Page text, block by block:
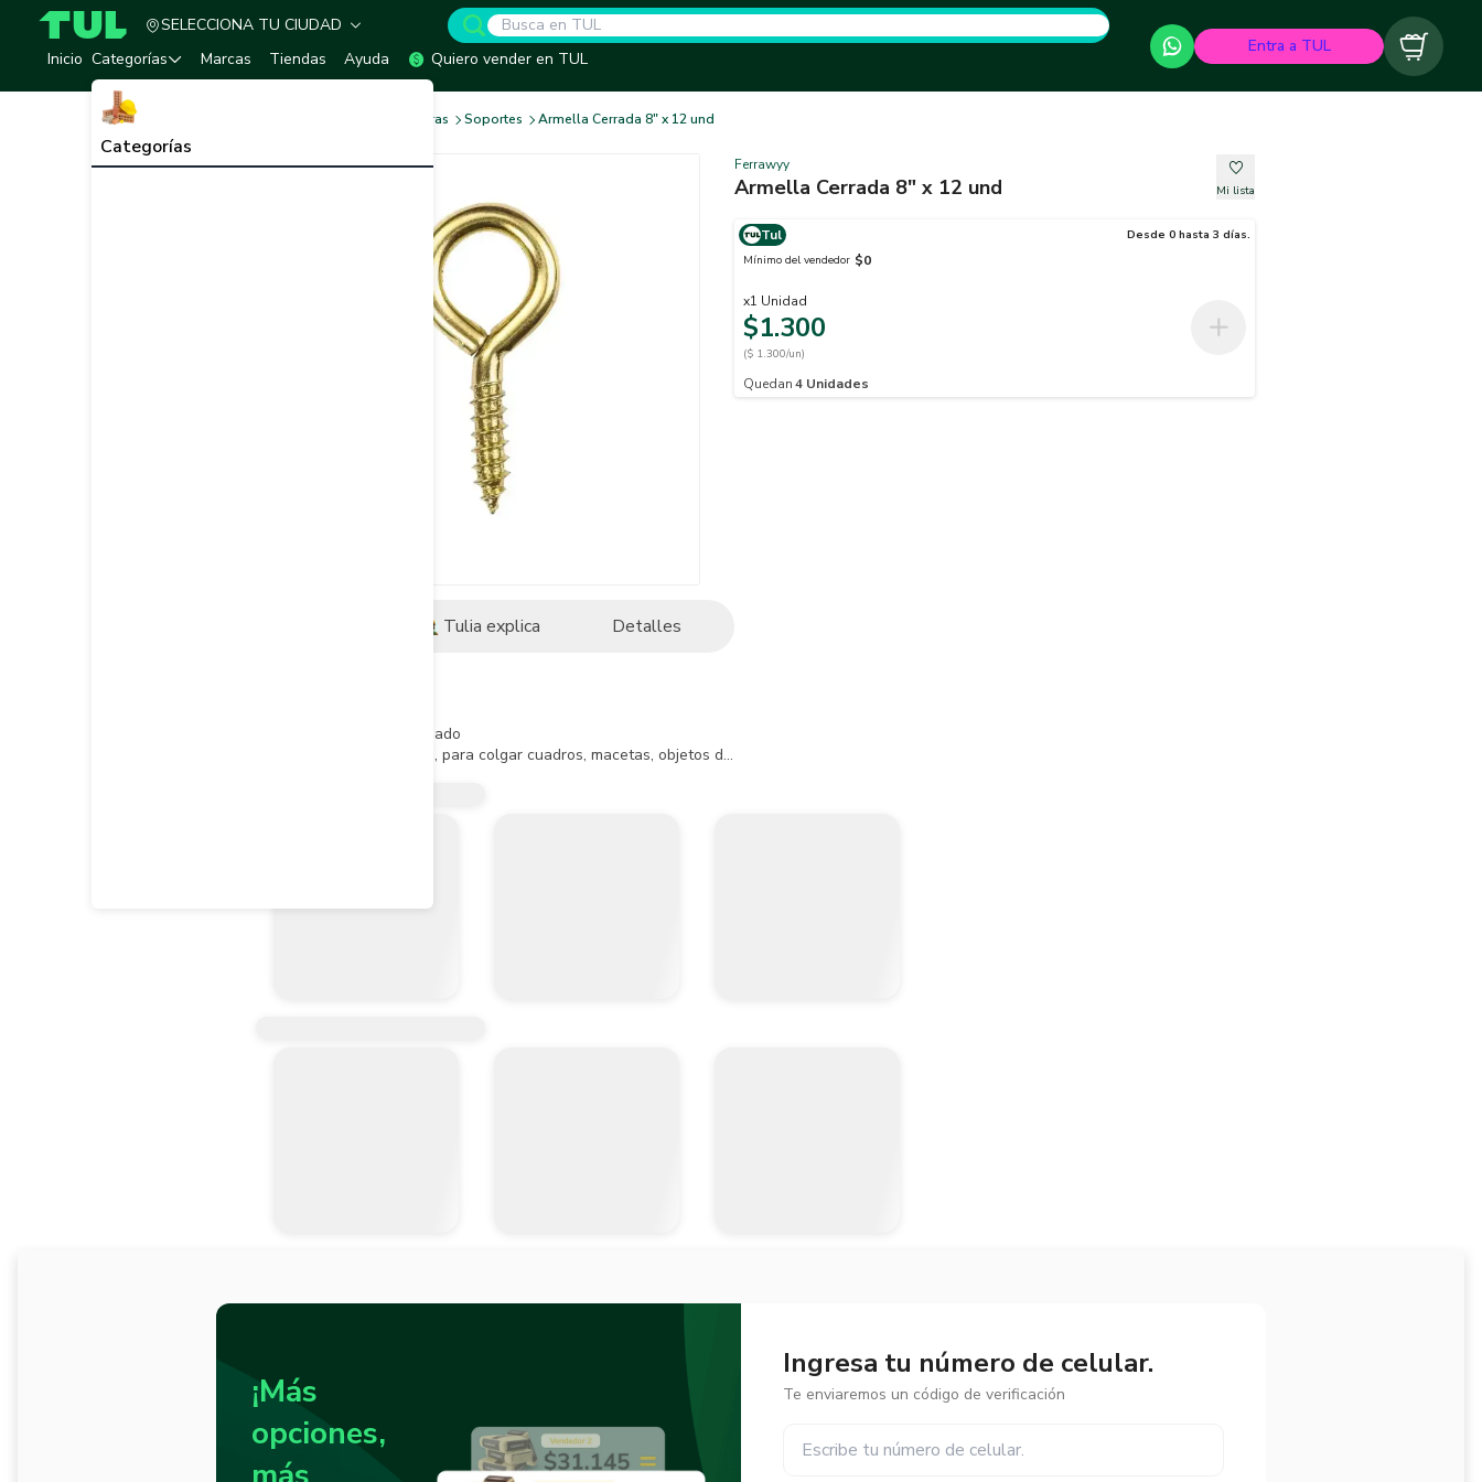
TUL - Tu Marketplace de Construcción
SELECCIONA TU CIUDAD
Inicio Categorías
Categorías
Marcas Tiendas Ayuda Quiero vender en TUL
Entra a TUL Carrito
Herrajes y Bisagras Soportes Armella Cerrada 8" x 12 und
Tulia explica Detalles
Acabado:Acero zincado plateado
Cacteristicas:Armella cerrada, para colgar cuadros, macetas, objetos decorativos sobre paredes o techos.
Ferrawyy
Armella Cerrada 8" x 12 und Mi lista
Tul
Desde 0 hasta 3 días.
Mínimo del vendedor $0
x1 Unidad
$1.300
($ 1.300/un)
Quedan4 Unidades
¡Más
opciones,
Ingresa tu número de celular.
Te enviaremos un código de verificación